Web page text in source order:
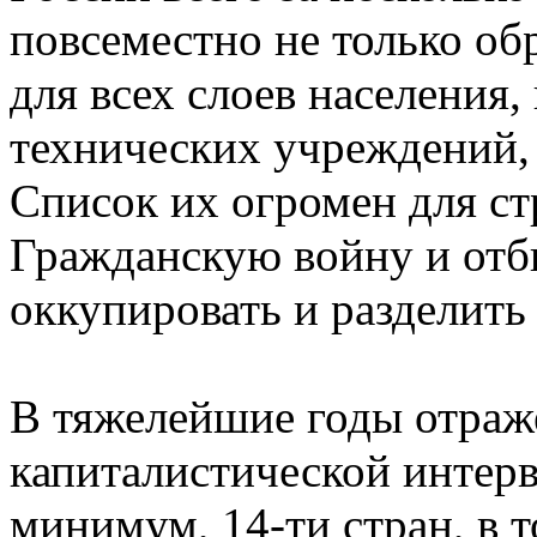
повсеместно не только
для всех слоев
технических
Список их огромен для
Гражданскую войну и
оккупировать и
В тяжелейшие годы
капиталистической
минимум, 14-ти стран, в